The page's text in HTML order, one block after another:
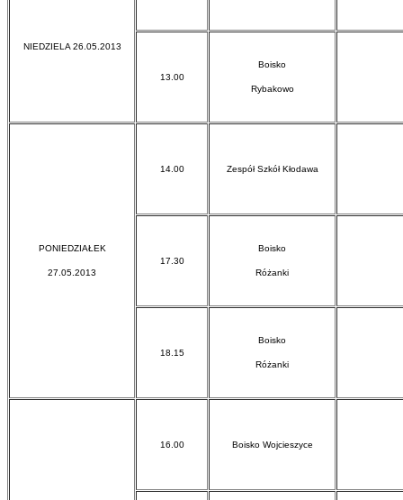
NIEDZIELA 26.05.2013
13.00
Boisko
Rybakowo
PONIEDZIAŁEK
27.05.2013
14.00 Zespół Szkół Kłodawa
17.30
Boisko
Różanki
18.15
Boisko
Różanki
16.00 Boisko Wojcieszyce